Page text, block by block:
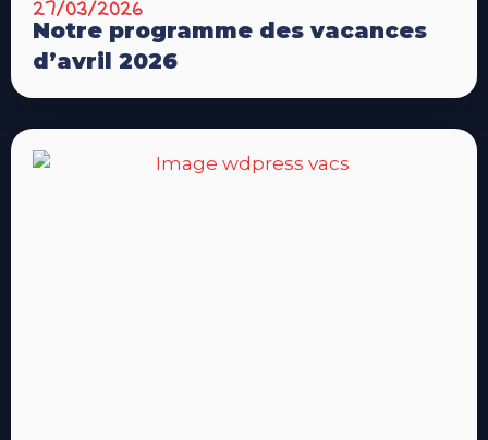
27/03/2026
Notre programme des vacances
d’avril 2026